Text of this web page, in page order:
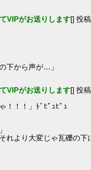
VIPがお送りします[] 投
下から声が…」
VIPがお送りします[] 投
！！！」ﾄﾞﾋﾟｭﾋﾟｭ
より大変じゃ瓦礫の下